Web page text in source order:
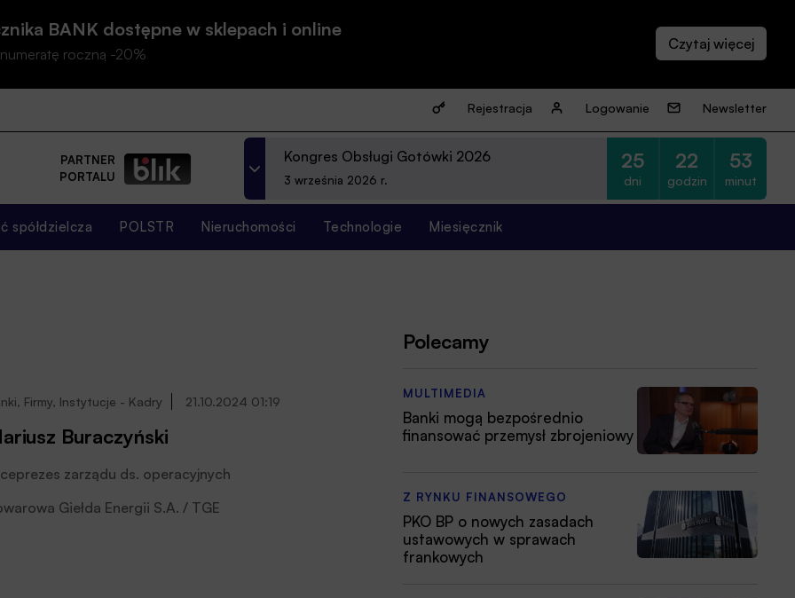
BANK dostępne w sklepach i online
roczną -20%
Rejestracja Logowanie Newsletter
PARTNER
PORTALU
Kongres Obsługi Gotówki 2026
3 września 2026 r.
25
dni
22
godzin
53
minut
spółdzielcza POLSTR Nieruchomości Technologie Miesięcznik
Firmy, Instytucje - Kadry 21.10.2024 01:19
Buraczyński
zarządu ds. operacyjnych
Giełda Energii S.A. / TGE
Polecamy
MULTIMEDIA
Banki mogą bezpośrednio
finansować przemysł zbrojeniowy
Z RYNKU FINANSOWEGO
PKO BP o nowych zasadach
ustawowych w sprawach
frankowych